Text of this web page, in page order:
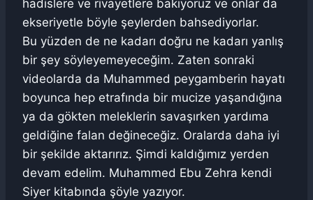
hadislere ve rivayetlere bakıyoruz ve onlar da
ekseriyetle böyle şeylerden bahsediyorlar.
Bu yüzden de ne kadarı doğru ne kadarı yanlış
bir şey söyleyemeyeceğim. Zaten sonraki
videolarda da Muhammed peygamberin hayatı
boyunca hep etrafında bir mucize yaşandığına
ya da gökten meleklerin savaşırken yardıma
geldiğine falan değineceğiz. Oralarda daha iyi
bir şekilde aktarırız. Şimdi kaldığımız yerden
devam edelim. Muhammed Ebu Zehra kendi
Siyer kitabında şöyle yazıyor.